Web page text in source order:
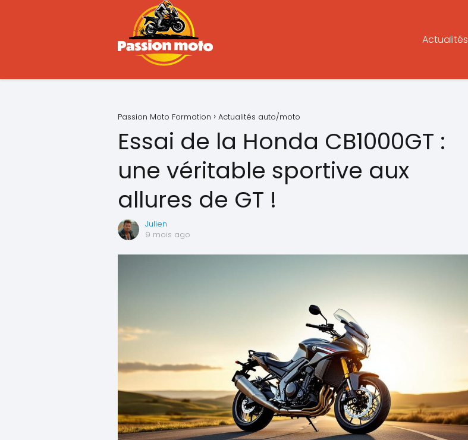
Actualités
Passion Moto Formation Actualités auto/moto
Essai de la Honda CB1000GT :
une véritable sportive aux
allures de GT !
Julien
9 mois ago